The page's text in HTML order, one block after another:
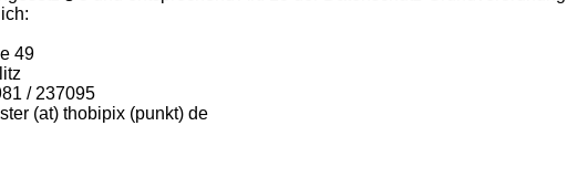
49
/ 237095
(at) thobipix (punkt) de